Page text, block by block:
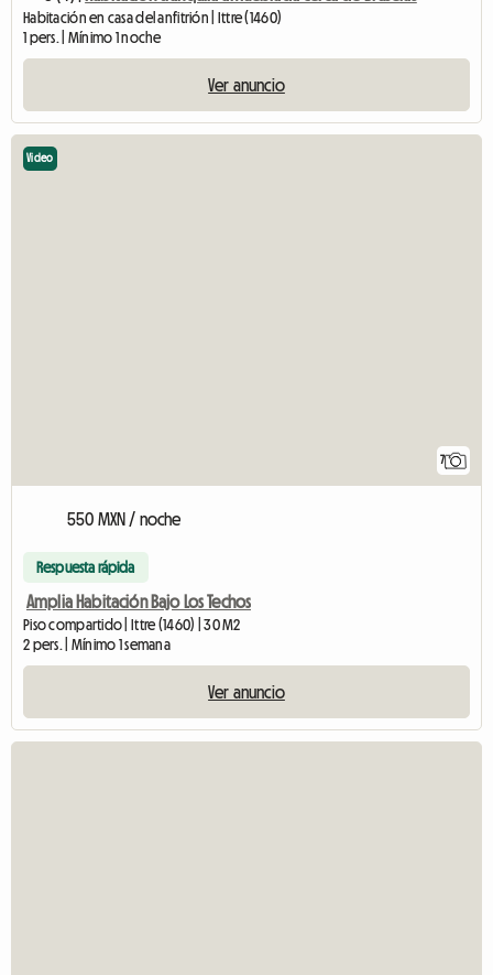
Habitación en casa del anfitrión | Ittre (1460)
1 pers. | Mínimo 1 noche
Ver anuncio
7
Video
550 MXN / noche
Respuesta rápida
Amplia Habitación Bajo Los Techos
Piso compartido | Ittre (1460) | 30 M2
2 pers. | Mínimo 1 semana
Ver anuncio